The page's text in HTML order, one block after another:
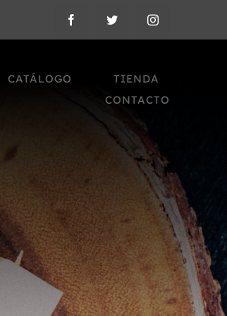
CATÁLOGO
TIENDA
CONTACTO